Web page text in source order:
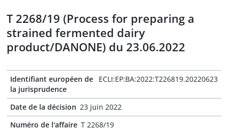
T 2268/19 (Process for preparing a
strained fermented dairy
product/DANONE) du 23.06.2022
Identifiant européen de
la jurisprudence
ECLI:EP:BA:2022:T226819.20220623
Date de la décision 23 juin 2022
Numéro de l'affaire T 2268/19